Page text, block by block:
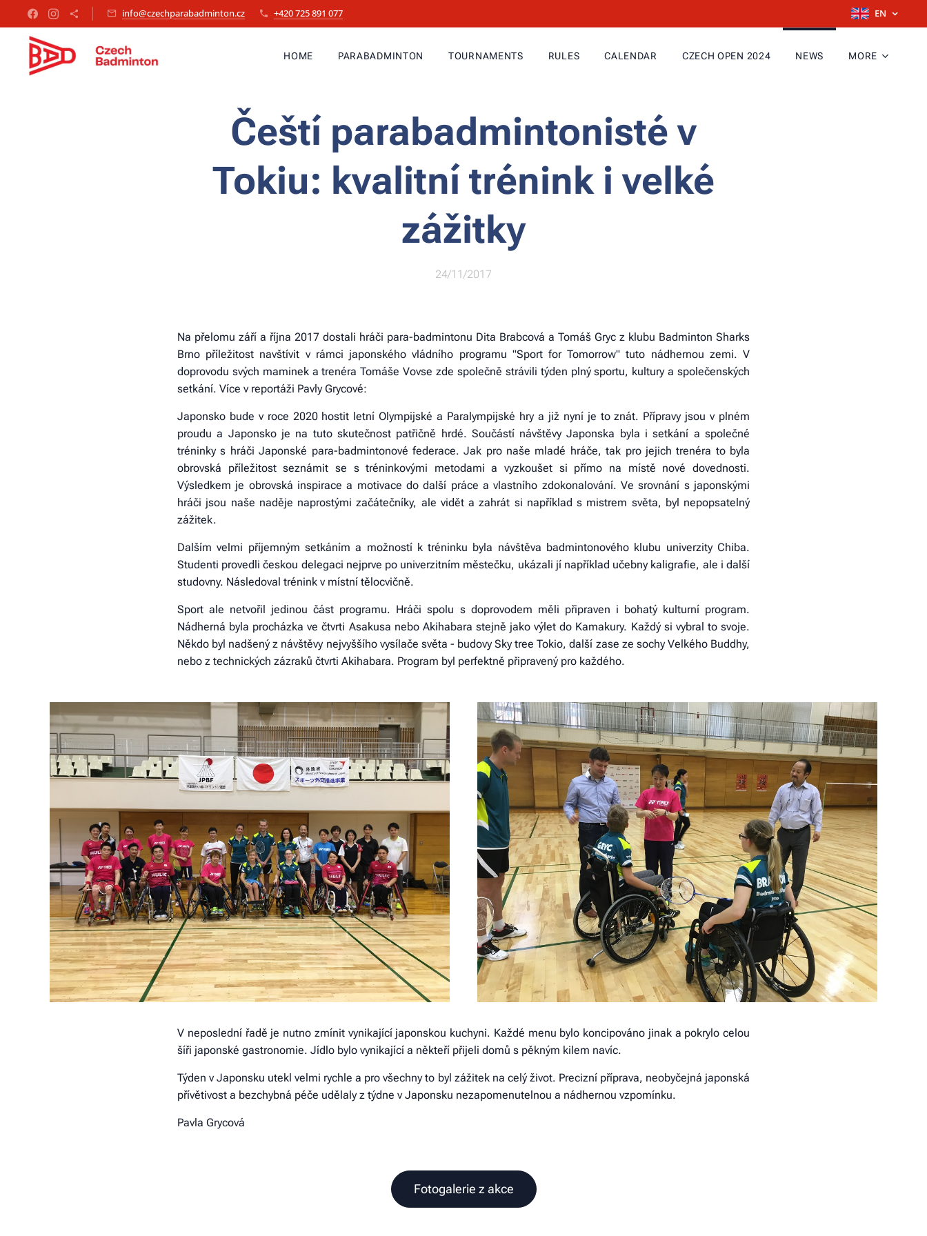
info@czechparabadminton.cz +420 725 891 077 EN
HOME PARABADMINTON TOURNAMENTS RULES CALENDAR CZECH OPEN 2024 NEWS MORE
Čeští parabadmintonisté v
Tokiu: kvalitní trénink i velké
zážitky
24/11/2017
Na přelomu září a října 2017 dostali hráči para-badmintonu Dita Brabcová a Tomáš Gryc z klubu Badminton Sharks
Brno příležitost navštívit v rámci japonského vládního programu "Sport for Tomorrow" tuto nádhernou zemi. V
doprovodu svých maminek a trenéra Tomáše Vovse zde společně strávili týden plný sportu, kultury a společenských
setkání. Více v reportáži Pavly Grycové:
Japonsko bude v roce 2020 hostit letní Olympijské a Paralympijské hry a již nyní je to znát. Přípravy jsou v plném
proudu a Japonsko je na tuto skutečnost patřičně hrdé. Součástí návštěvy Japonska byla i setkání a společné
tréninky s hráči Japonské para-badmintonové federace. Jak pro naše mladé hráče, tak pro jejich trenéra to byla
obrovská příležitost seznámit se s tréninkovými metodami a vyzkoušet si přímo na místě nové dovednosti.
Výsledkem je obrovská inspirace a motivace do další práce a vlastního zdokonalování. Ve srovnání s japonskými
hráči jsou naše naděje naprostými začátečníky, ale vidět a zahrát si například s mistrem světa, byl nepopsatelný
zážitek.
Dalším velmi příjemným setkáním a možností k tréninku byla návštěva badmintonového klubu univerzity Chiba.
Studenti provedli českou delegaci nejprve po univerzitním městečku, ukázali jí například učebny kaligrafie, ale i další
studovny. Následoval trénink v místní tělocvičně.
Sport ale netvořil jedinou část programu. Hráči spolu s doprovodem měli připraven i bohatý kulturní program.
Nádherná byla procházka ve čtvrti Asakusa nebo Akihabara stejně jako výlet do Kamakury. Každý si vybral to svoje.
Někdo byl nadšený z návštěvy nejvyššího vysílače světa - budovy Sky tree Tokio, další zase ze sochy Velkého Buddhy,
nebo z technických zázraků čtvrti Akihabara. Program byl perfektně připravený pro každého.
V neposlední řadě je nutno zmínit vynikající japonskou kuchyni. Každé menu bylo koncipováno jinak a pokrylo celou
šíři japonské gastronomie. Jídlo bylo vynikající a někteří přijeli domů s pěkným kilem navíc.
Týden v Japonsku utekl velmi rychle a pro všechny to byl zážitek na celý život. Precizní příprava, neobyčejná japonská
přívětivost a bezchybná péče udělaly z týdne v Japonsku nezapomenutelnou a nádhernou vzpomínku.
Pavla Grycová
Fotogalerie z akce